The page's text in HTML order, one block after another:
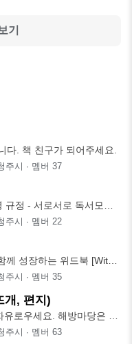
기
책 읽고 수다 떠는 모임입니다. 책 친구가 되어주세요.
주시 ∙ 멤버 37
서모임
주시 ∙ 멤버 22
성장하는 위드북 [With
주시 ∙ 멤버 35
개, 편지)
. 해방마당은 차
주시 ∙ 멤버 63